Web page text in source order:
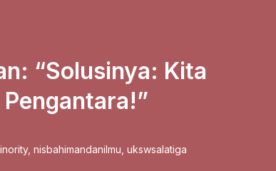
“Solusinya: Kita
, nisbahimandanilmu ukswsalatiga